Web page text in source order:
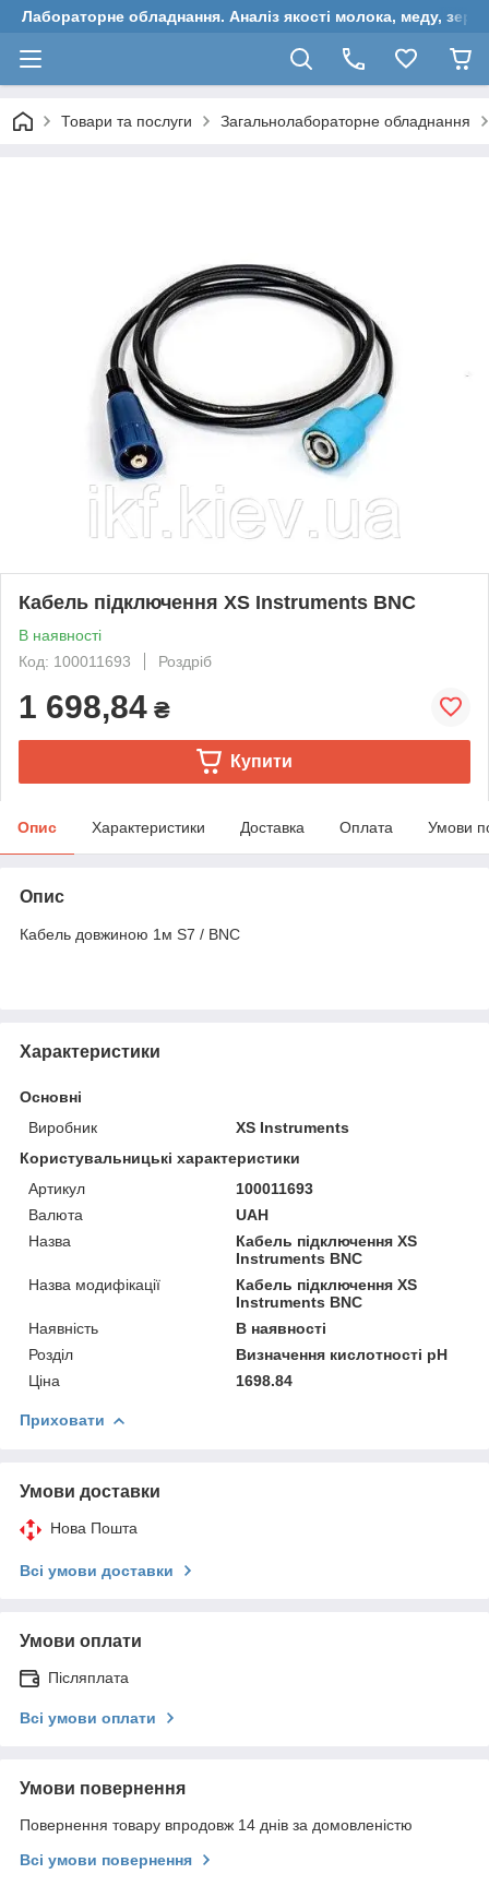
Лабораторне обладнання. Аналіз якості молока, меду, зерна
Товари та послуги Загальнолабораторне обладнання
Кабель підключення XS Instruments BNC
В наявності
Код: 100011693
Роздріб
1 698,84 ₴
Купити
Опис Характеристики Доставка Оплата Умови
Опис
Кабель довжиною 1м S7 / BNC
Характеристики
Основні
Виробник
XS Instruments
Користувальницькі характеристики
Артикул
100011693
Валюта
UAH
Назва
Кабель підключення XS
Instruments BNC
Назва модифікації
Кабель підключення XS
Instruments BNC
Наявність
В наявності
Розділ
Визначення кислотності pH
Ціна
1698.84
Приховати
Умови доставки
Нова Пошта
Всі умови доставки
Умови оплати
Післяплата
Всі умови оплати
Умови повернення
Повернення товару впродовж 14 днів за домовленістю
Всі умови повернення